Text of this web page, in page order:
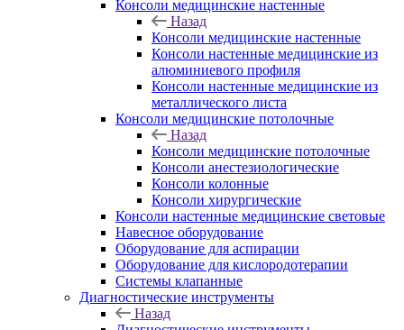
Консоли медицинские настенные
Назад
Консоли медицинские настенные
Консоли настенные медицинские из
алюминиевого профиля
Консоли настенные медицинские из
металлического листа
Консоли медицинские потолочные
Назад
Консоли медицинские потолочные
Консоли анестезиологические
Консоли колонные
Консоли хирургические
Консоли настенные медицинские световые
Навесное оборудование
Оборудование для аспирации
Оборудование для кислородотерапии
Системы клапанные
Диагностические инструменты
Назад